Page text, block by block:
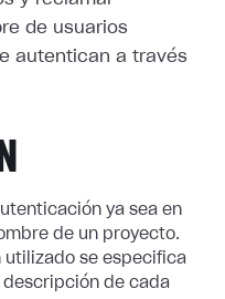
de usuarios
autentican a través
ya sea en
de un proyecto.
utilizado se especifica
descripción de cada